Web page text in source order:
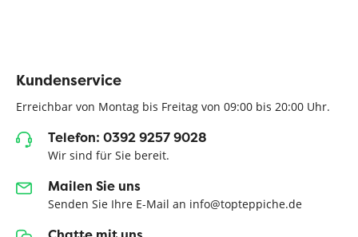
Kundenservice
Erreichbar von Montag bis Freitag von 09:00 bis 20:00 Uhr.
Telefon: 0392 9257 9028
Wir sind für Sie bereit.
Mailen Sie uns
Senden Sie Ihre E-Mail an info@topteppiche.de